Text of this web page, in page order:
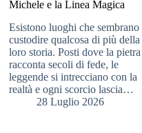
Michele e la Linea Magica
Esistono luoghi che sembrano
custodire qualcosa di più della
loro storia. Posti dove la pietra
racconta secoli di fede, le
leggende si intrecciano con la
realtà e ogni scorcio lascia…
28 Luglio 2026